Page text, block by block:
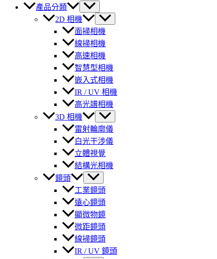
產品分類
2D 相機
面掃相機
線掃相機
高速相機
智慧型相機
嵌入式相機
IR / UV 相機
高光譜相機
3D 相機
雷射輪廓儀
白光干涉儀
立體視覺
結構光相機
鏡頭
工業鏡頭
遠心鏡頭
顯微物鏡
微距鏡頭
線掃鏡頭
IR / UV 鏡頭